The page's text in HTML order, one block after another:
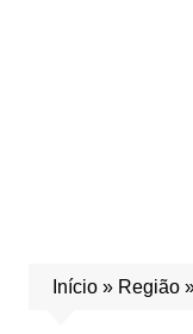
Início» Região